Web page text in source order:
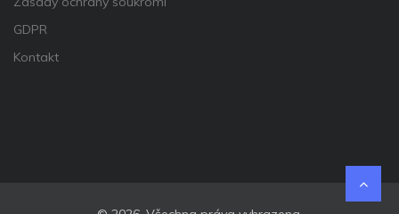
GDPR
Kontakt